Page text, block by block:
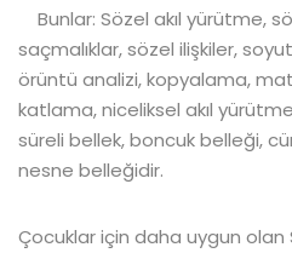
Bunlar: Sözel akıl yürütme,
saçmalıklar, sözel ilişkiler,
örüntü analizi, kopyalama,
katlama, niceliksel akıl
süreli bellek, boncuk belleği,
nesne belleğidir.
Çocuklar için daha uygun